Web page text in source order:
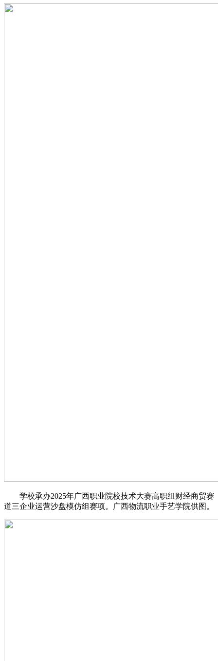
学校承办2025年广西职业院校技术大赛高职组财经商贸赛
道三企业运营沙盘模仿组赛项。广西物流职业手艺学院供图。